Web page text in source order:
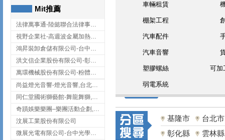
Mit推薦
法律萬事通-陸懿聯合法律事務所
視野企業社-高週波金屬加熱設備,彰化高週波金屬加熱設備
鴻昇裝卸倉儲有限公司-台中貨櫃裝卸
洪文信企業股份有限公司-彰化鋅合金鑄造,彰化五金加工,彰化五金配件
萬環機械股份有限公司-粉體塗裝設備,輸送機,輸送機設備,台南輸送機
尚益燈光音響-燈光音響,台北燈光音響,台北燈光音響出租
同仁堂國術獅藝館-舞龍舞獅,台中舞龍舞獅
奇蹟娛樂樂團–樂團活動企劃,台中樂團表演,台中婚禮樂團
汶展工業股份有限公司
微展光電有限公司-台中光學鍍膜,optical filter taiwan,台灣光學鍍膜
車輛租賃
棚架工程
汽車配件
汽車音響
塑膠螺絲 可加
弱電系統
基隆市
台北市
彰化縣
雲林縣